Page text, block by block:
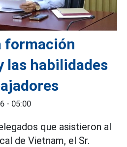
formación
las habilidades
- 05:00
que asistieron al
de Vietnam, el Sr.